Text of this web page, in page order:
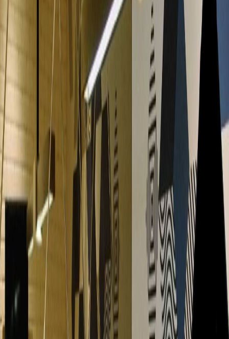
hesitate to get in touch with our team.
Kantor dari
Ruang kantor
Ruang praktis untuk tim segala ukuran
Harga berdasarkan permintaan
Meja kerja bersama
Harga berdasarkan permintaan
Deskripsi kantor
Kantor terkait